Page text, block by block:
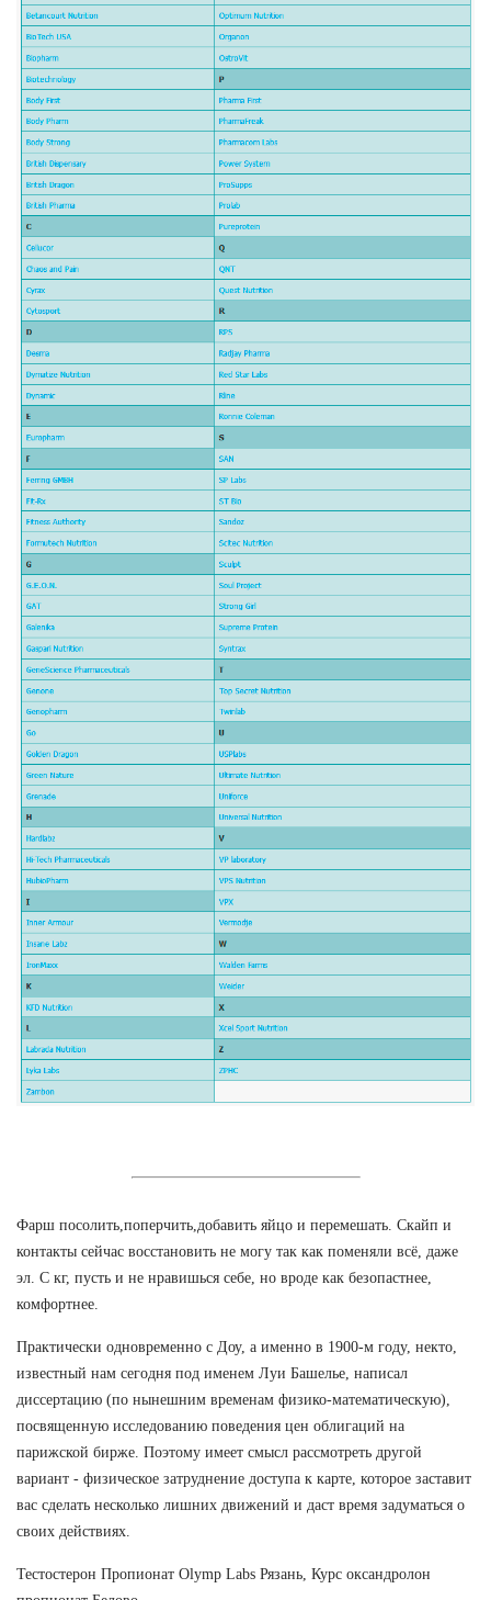
Фарш посолить,поперчить,добавить яйцо и перемешать. Скайп и
контакты сейчас восстановить не могу так как поменяли всё, даже
эл. С кг, пусть и не нравишься себе, но вроде как безопастнее,
комфортнее.
Практически одновременно с Доу, а именно в 1900-м году, некто,
известный нам сегодня под именем Луи Башелье, написал
диссертацию (по нынешним временам физико-математическую),
посвященную исследованию поведения цен облигаций на
парижской бирже. Поэтому имеет смысл рассмотреть другой
вариант - физическое затруднение доступа к карте, которое заставит
вас сделать несколько лишних движений и даст время задуматься о
своих действиях.
Тестостерон Пропионат Olymp Labs Рязань, Курс оксандролон